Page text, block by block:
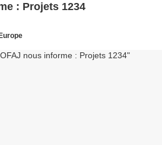
: Projets 1234